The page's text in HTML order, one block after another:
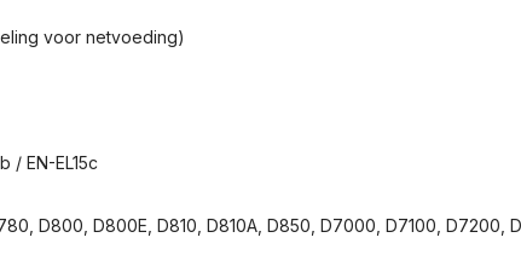
voor netvoeding)
/ EN-EL15c
D800, D800E, D810, D810A, D850, D7000, D7100, D7200,